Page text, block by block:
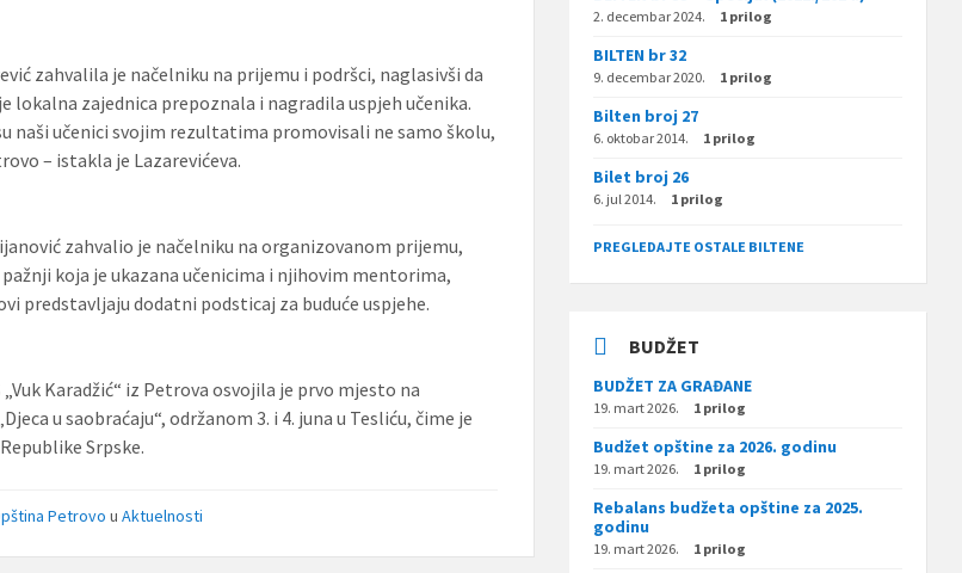
zahvalila je načelniku na prijemu i podršci, naglasivši da
lokalna zajednica prepoznala i nagradila uspjeh učenika.
naši učenici svojim rezultatima promovisali ne samo školu,
– istakla je Lazarevićeva.
zahvalio je načelniku na organizovanom prijemu,
koja je ukazana učenicima i njihovim mentorima,
predstavljaju dodatni podsticaj za buduće uspjehe.
Karadžić“ iz Petrova osvojila je prvo mjesto na
u saobraćaju“, održanom 3. i 4. juna u Tesliću, čime je
Srpske.
Petrovo uAktuelnosti
2. decembar 2024. 1 prilog
BILTEN br 32
9. decembar 2020. 1 prilog
Bilten broj 27
6. oktobar 2014. 1 prilog
Bilet broj 26
6. jul 2014. 1 prilog
PREGLEDAJTE OSTALE BILTENE
BUDŽET
BUDŽET ZA GRAĐANE
19. mart 2026. 1 prilog
Budžet opštine za 2026. godinu
19. mart 2026. 1 prilog
Rebalans budžeta opštine za 2025.
godinu
19. mart 2026. 1 prilog